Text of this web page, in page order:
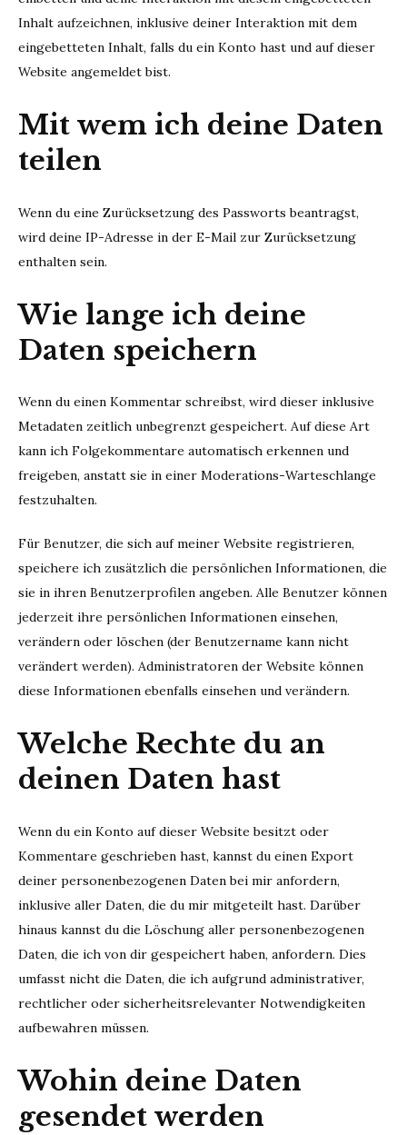
Inhalt aufzeichnen, inklusive deiner Interaktion mit dem
eingebetteten Inhalt, falls du ein Konto hast und auf dieser
Website angemeldet bist.
Mit wem ich deine Daten
teilen
Wenn du eine Zurücksetzung des Passworts beantragst,
wird deine IP-Adresse in der E-Mail zur Zurücksetzung
enthalten sein.
Wie lange ich deine
Daten speichern
Wenn du einen Kommentar schreibst, wird dieser inklusive
Metadaten zeitlich unbegrenzt gespeichert. Auf diese Art
kann ich Folgekommentare automatisch erkennen und
freigeben, anstatt sie in einer Moderations-Warteschlange
festzuhalten.
Für Benutzer, die sich auf meiner Website registrieren,
speichere ich zusätzlich die persönlichen Informationen, die
sie in ihren Benutzerprofilen angeben. Alle Benutzer können
jederzeit ihre persönlichen Informationen einsehen,
verändern oder löschen (der Benutzername kann nicht
verändert werden). Administratoren der Website können
diese Informationen ebenfalls einsehen und verändern.
Welche Rechte du an
deinen Daten hast
Wenn du ein Konto auf dieser Website besitzt oder
Kommentare geschrieben hast, kannst du einen Export
deiner personenbezogenen Daten bei mir anfordern,
inklusive aller Daten, die du mir mitgeteilt hast. Darüber
hinaus kannst du die Löschung aller personenbezogenen
Daten, die ich von dir gespeichert haben, anfordern. Dies
umfasst nicht die Daten, die ich aufgrund administrativer,
rechtlicher oder sicherheitsrelevanter Notwendigkeiten
aufbewahren müssen.
Wohin deine Daten
gesendet werden